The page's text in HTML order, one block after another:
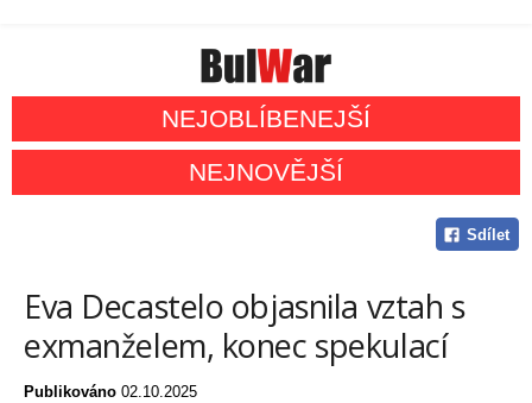
NEJOBLÍBENEJŠÍ
NEJNOVĚJŠÍ
Sdílet
Eva Decastelo objasnila vztah s
exmanželem, konec spekulací
Publikováno 02.10.2025